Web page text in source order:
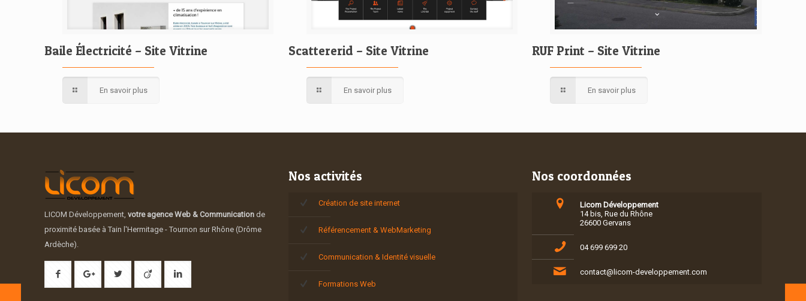
Baile Électricité – Site Vitrine
En savoir plus
Scattererid – Site Vitrine
En savoir plus
RUF Print – Site Vitrine
En savoir plus
LICOM Développement,votre agence Web & Communication de
proximité basée à Tain l'Hermitage - Tournon sur Rhône (Drôme
Ardèche).
Nos activités
Création de site internet
Référencement & WebMarketing
Communication & Identité visuelle
Formations Web
Nos coordonnées
Licom Développement
14 bis, Rue du Rhône
26600 Gervans
04 699 699 20
contact@licom-developpement.com